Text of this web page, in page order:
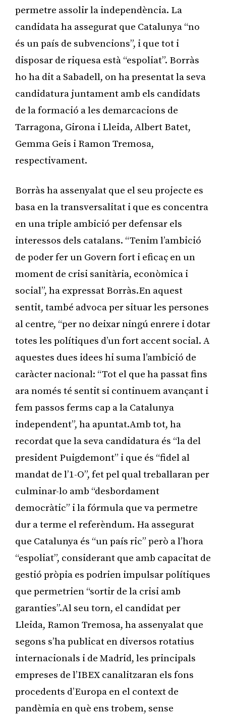
permetre assolir la independència. La
candidata ha assegurat que Catalunya “no
és un país de subvencions”, i que tot i
disposar de riquesa està “espoliat”. Borràs
ho ha dit a Sabadell, on ha presentat la seva
candidatura juntament amb els candidats
de la formació a les demarcacions de
Tarragona, Girona i Lleida, Albert Batet,
Gemma Geis i Ramon Tremosa,
respectivament.
Borràs ha assenyalat que el seu projecte es
basa en la transversalitat i que es concentra
en una triple ambició per defensar els
interessos dels catalans. “Tenim l’ambició
de poder fer un Govern fort i eficaç en un
moment de crisi sanitària, econòmica i
social”, ha expressat Borràs.En aquest
sentit, també advoca per situar les persones
al centre, “per no deixar ningú enrere i dotar
totes les polítiques d’un fort accent social. A
aquestes dues idees hi suma l’ambició de
caràcter nacional: “Tot el que ha passat fins
ara només té sentit si continuem avançant i
fem passos ferms cap a la Catalunya
independent”, ha apuntat.Amb tot, ha
recordat que la seva candidatura és “la del
president Puigdemont” i que és “fidel al
mandat de l’1-O”, fet pel qual treballaran per
culminar-lo amb “desbordament
democràtic” i la fórmula que va permetre
dur a terme el referèndum. Ha assegurat
que Catalunya és “un país ric” però a l’hora
“espoliat”, considerant que amb capacitat de
gestió pròpia es podrien impulsar polítiques
que permetrien “sortir de la crisi amb
garanties”.Al seu torn, el candidat per
Lleida, Ramon Tremosa, ha assenyalat que
segons s’ha publicat en diversos rotatius
internacionals i de Madrid, les principals
empreses de l’IBEX canalitzaran els fons
procedents d’Europa en el context de
pandèmia en què ens trobem, sense